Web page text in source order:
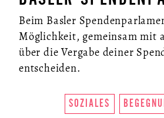
Beim Basler
Möglichkeit, gemeinsam mit
über die Vergabe deiner
entscheiden.
SOZIALES